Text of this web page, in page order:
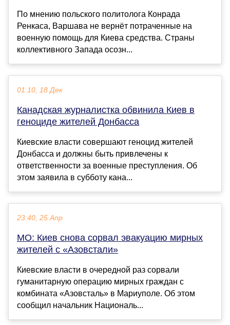
По мнению польского политолога Конрада
Ренкаса, Варшава не вернёт потраченные на
военную помощь для Киева средства. Страны
коллективного Запада осозн...
01:10, 18 Дек
Канадская журналистка обвинила Киев в
геноциде жителей Донбасса
Киевские власти совершают геноцид жителей
Донбасса и должны быть привлечены к
ответственности за военные преступления. Об
этом заявила в субботу кана...
23:40, 25 Апр
МО: Киев снова сорвал эвакуацию мирных
жителей с «Азовстали»
Киевские власти в очередной раз сорвали
гуманитарную операцию мирных граждан с
комбината «Азовсталь» в Мариуполе. Об этом
сообщил начальник Националь...